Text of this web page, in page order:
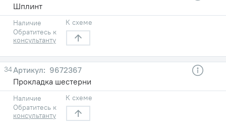
Шплинт
Наличие
Обратитесь к
консультанту
К схеме
34
9672367
Прокладка шестерни
Наличие
Обратитесь к
консультанту
К схеме